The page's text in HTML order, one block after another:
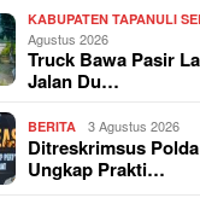
KABUPATEN TAPANULI
Agustus 2026
Truck Bawa Pasir
Jalan Du…
BERITA 3 Agustus 2026
Ditreskrimsus
Ungkap Prakti…